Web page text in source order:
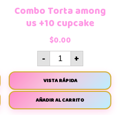
Combo Torta among
us +10 cupcake
$0.00
- +
VISTA RÁPIDA
AÑADIR AL CARRITO